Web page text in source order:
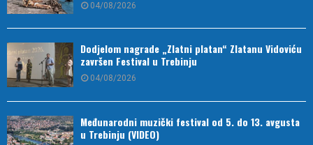
04/08/2026
Dodjelom nagrade „Zlatni platan“ Zlatanu Vidoviću
završen Festival u Trebinju
04/08/2026
Međunarodni muzički festival od 5. do 13. avgusta
u Trebinju (VIDEO)